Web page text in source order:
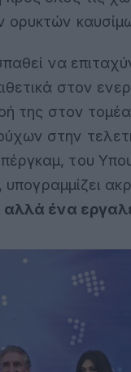
ορυκτών
να
στον
της στον
στην
του
ένα